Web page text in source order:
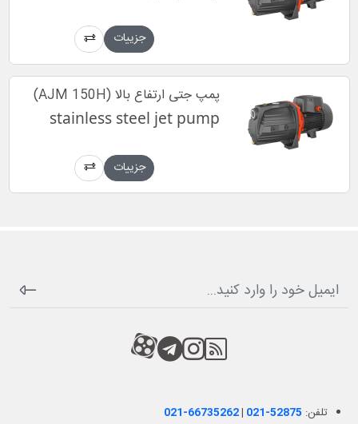
جزییات
پمپ جتی ارتفاع بالا (AJM 150H)
stainless steel jet pump
جزییات
RSS
کانال آپارات
کانال تلگرام
کانال آپارات
تلفن: 021-66735262| 021-52875